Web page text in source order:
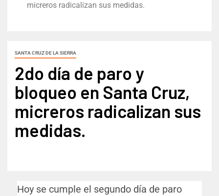
micreros radicalizan sus medidas.
SANTA CRUZ DE LA SIERRA
2do día de paro y
bloqueo en Santa Cruz,
micreros radicalizan sus
medidas.
Hoy se cumple el segundo día de paro